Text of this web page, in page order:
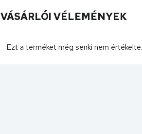
VÁSÁRLÓI VÉLEMÉNYEK
Ezt a terméket még senki nem